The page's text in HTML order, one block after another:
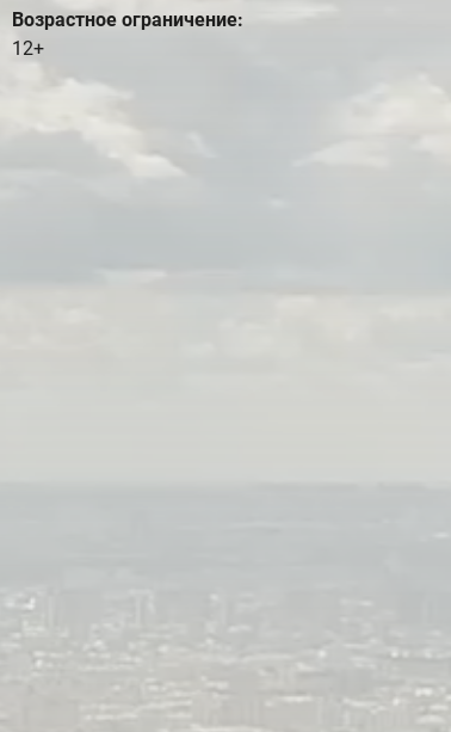
Возрастное ограничение:
12+